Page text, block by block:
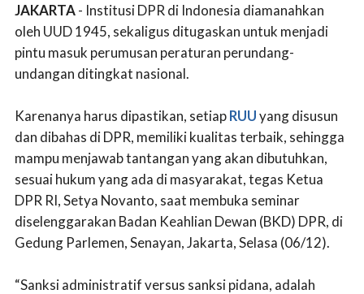
JAKARTA- Institusi DPR di Indonesia diamanahkan
oleh UUD 1945, sekaligus ditugaskan untuk menjadi
pintu masuk perumusan peraturan perundang-
undangan ditingkat nasional.
Karenanya harus dipastikan, setiapRUUyang disusun
dan dibahas di DPR, memiliki kualitas terbaik, sehingga
mampu menjawab tantangan yang akan dibutuhkan,
sesuai hukum yang ada di masyarakat, tegas Ketua
DPR RI, Setya Novanto, saat membuka seminar
diselenggarakan Badan Keahlian Dewan (BKD) DPR, di
Gedung Parlemen, Senayan, Jakarta, Selasa (06/12).
“Sanksi administratif versus sanksi pidana, adalah